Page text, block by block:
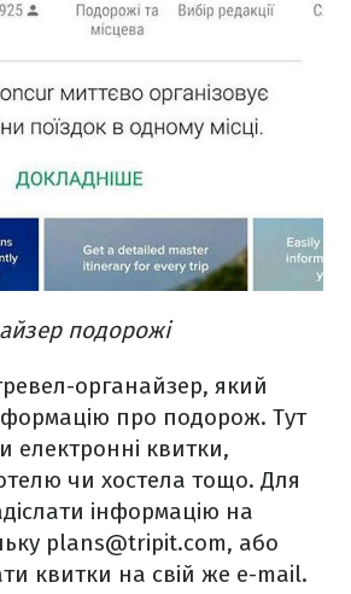
подорожі
органайзер, який
про подорож. Тут
електронні квитки,
чи хостела тощо. Для
інформацію на
plans@tripit.com, або
квитки на свій же e-mail.